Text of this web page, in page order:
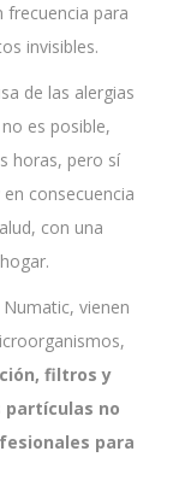
frecuencia para
invisibles.
de las alergias
es posible,
horas, pero sí
consecuencia
con una
vienen
filtros y
partículas no
para